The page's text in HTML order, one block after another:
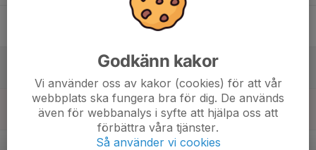
v.34
Godkänn kakor
Vi använder oss av kakor (cookies) för att vår
webbplats ska fungera bra för dig. De används
även för webbanalys i syfte att hjälpa oss att
förbättra våra tjänster.
Så använder vi cookies